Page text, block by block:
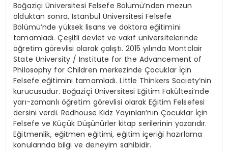
Boğaziçi Üniversitesi Felsefe Bölümü’nden mezun
olduktan sonra, İstanbul Üniversitesi Felsefe
Bölümü’nde yüksek lisans ve doktora eğitimini
tamamladı. Çeşitli devlet ve vakıf üniversitelerinde
öğretim görevlisi olarak çalıştı. 2015 yılında Montclair
State University / Institute for the Advancement of
Philosophy for Children merkezinde Çocuklar İçin
Felsefe eğitimini tamamladı. Little Thinkers Society’nin
kurucusudur. Boğaziçi Üniversitesi Eğitim Fakültesi’nde
yarı-zamanlı öğretim görevlisi olarak Eğitim Felsefesi
dersini verdi. Redhouse Kidz Yayınları’nın Çocuklar İçin
Felsefe ve Küçük Düşünürler kitap serilerinin yazarıdır.
Eğitmenlik, eğitmen eğitimi, eğitim içeriği hazırlama
konularında bilgi ve deneyim sahibidir.